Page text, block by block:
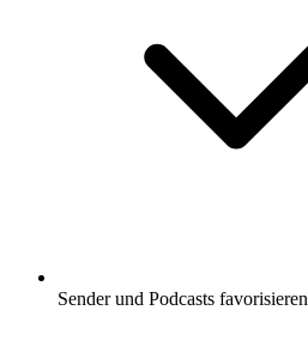
Sender und Podcasts favorisieren